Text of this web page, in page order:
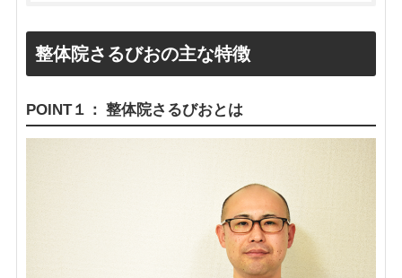
整体院さるびおの主な特徴
POINT１： 整体院さるびおとは